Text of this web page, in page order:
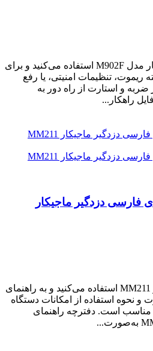
اگر از دزدگیر تصویری ماجیکار مدل M902F استفاده می‌کنید و برای
ریموت، تنظیمات امنیتی، یا رفع
و استارت از راه دور به
راهکار...
فارسی دزدگیر ماجیکار
اگر از دزدگیر خودرو ماجیکار MM211 استفاده می‌کنید و به راهنمای
و نحوه استفاده از امکانات دستگاه
مناسب است. دفترچه راهنمای